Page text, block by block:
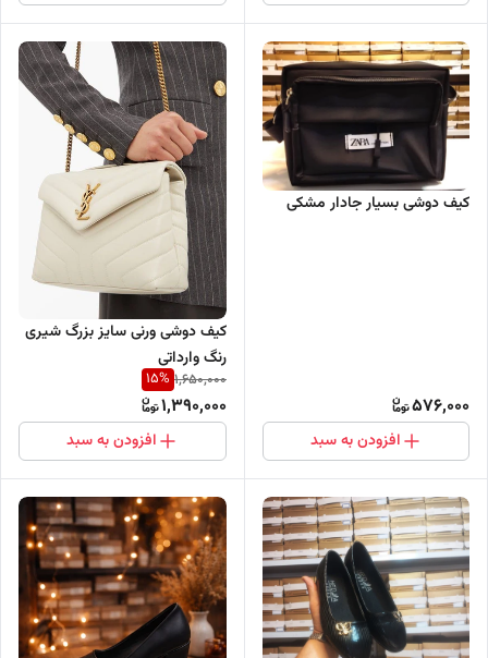
کیف دوشی بسیار جادار مشکی
576,000
افزودن به سبد
کیف دوشی ورنی سایز بزرگ شیری
رنگ وارداتی
1,650,000
15%
1,390,000
افزودن به سبد